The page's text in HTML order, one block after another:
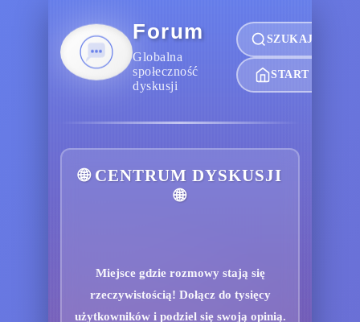
Forum
Globalna
społeczność
dyskusji
SZUKAJ
START
🌐 CENTRUM DYSKUSJI
🌐
Miejsce gdzie rozmowy stają się
rzeczywistością! Dołącz do tysięcy
użytkowników i podziel się swoją opinią.